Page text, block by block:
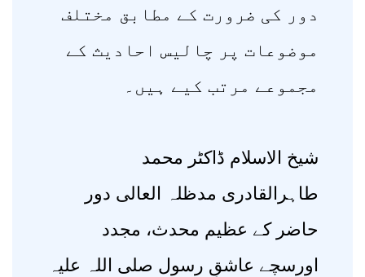
دور کی ضرورت کے مطابق مختلف
موضوعات پر چالیس احادیث کے
مجموعے مرتب کیے ہیں۔
شیخ الاسلام ڈاکٹر محمد
طاہرالقادری مدظلہ العالی دور
حاضر کے عظیم محدث، مجدد
اورسچے عاشقِ رسول صلی اللہ علیہ